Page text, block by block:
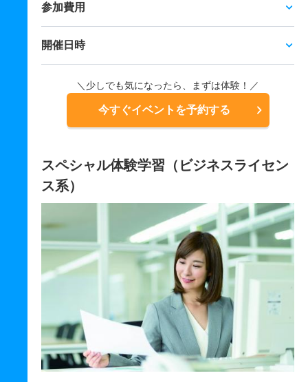
参加費用
開催日時
＼少しでも気になったら、まずは体験！／
今すぐイベントを予約する
スペシャル体験学習（ビジネスライセン
ス系）